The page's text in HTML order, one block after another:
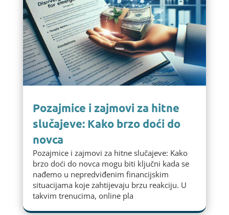
Pozajmice i zajmovi za hitne
slučajeve: Kako brzo doći do
novca
Pozajmice i zajmovi za hitne slučajeve: Kako
brzo doći do novca mogu biti ključni kada se
nađemo u nepredviđenim financijskim
situacijama koje zahtijevaju brzu reakciju. U
takvim trenucima, online pla